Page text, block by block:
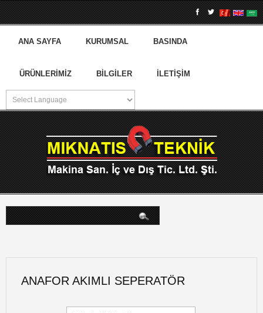
ANA SAYFA KURUMSAL BASINDA
ÜRÜNLERIMIZ BILGILER İLETIŞIM
arama...
ANAFOR AKIMLI SEPERATÖR